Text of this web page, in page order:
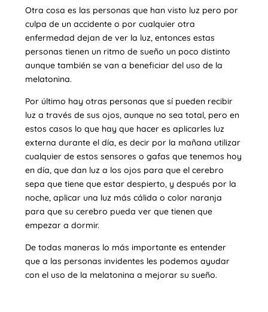
Otra cosa es las personas que han visto luz pero por
culpa de un accidente o por cualquier otra
enfermedad dejan de ver la luz, entonces estas
personas tienen un ritmo de sueño un poco distinto
aunque también se van a beneficiar del uso de la
melatonina.
Por último hay otras personas que sí pueden recibir
luz a través de sus ojos, aunque no sea total, pero en
estos casos lo que hay que hacer es aplicarles luz
externa durante el día, es decir por la mañana utilizar
cualquier de estos sensores o gafas que tenemos hoy
en día, que dan luz a los ojos para que el cerebro
sepa que tiene que estar despierto, y después por la
noche, aplicar una luz más cálida o color naranja
para que su cerebro pueda ver que tienen que
empezar a dormir.
De todas maneras lo más importante es entender
que a las personas invidentes les podemos ayudar
con el uso de la melatonina a mejorar su sueño.